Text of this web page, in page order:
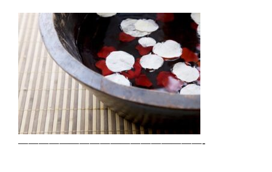
——————————————————-